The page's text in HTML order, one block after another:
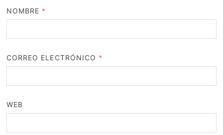
NOMBRE *
CORREO ELECTRÓNICO *
WEB